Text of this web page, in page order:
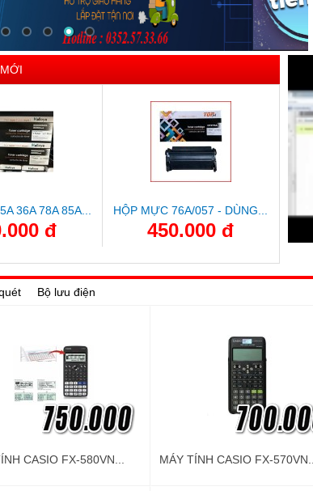
36A 78A 85A...
đ
HỘP MỰC 76A/057 - DÙNG...
450.000 đ
Bộ lưu điện
CASIO FX-580VN... MÁY TÍNH CASIO FX-570VN...